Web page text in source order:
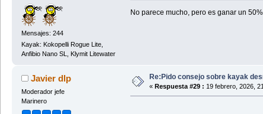
Mensajes: 244
Kayak: Kokopelli Rogue Lite,
Anfibio Nano SL, Klymit Litewater
No parece mucho, pero es ganar un
Javier dlp
Moderador jefe
Marinero
Re:Pido consejo sobre kayak
« Respuesta #29 : 19 febrero, 2026,